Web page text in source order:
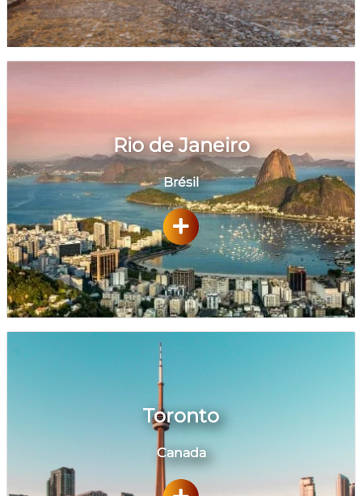
Rio de Janeiro
Brésil
Toronto
Canada